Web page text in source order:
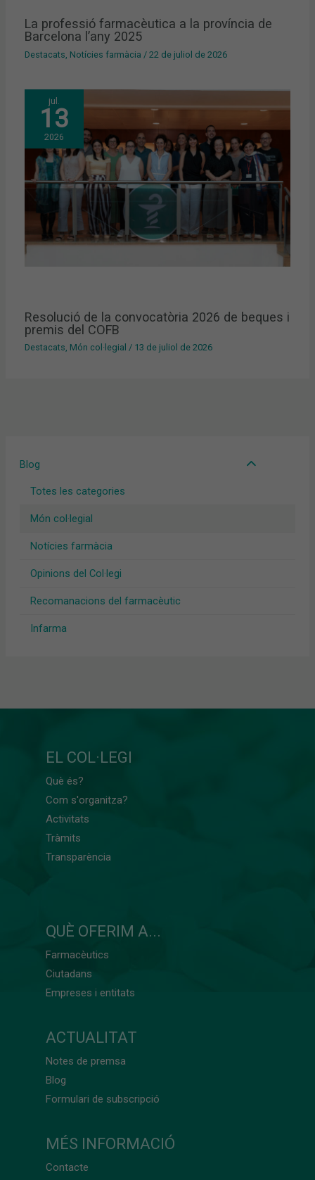
Blog
Totes les categories
Món col·legial
Notícies farmàcia
Opinions del Col·legi
Recomanacions del farmacèutic
Infarma
La professió farmacèutica a la província de
Barcelona l’any 2025
Destacats Notícies farmàcia /22 de juliol de 2026
jul.
13
2026
Resolució de la convocatòria 2026 de beques i
premis del COFB
Destacats, Món col·legial / 13 de juliol de 2026
EL COL·LEGI
Què és?
Com s'organitza?
Activitats
Tràmits
Transparència
QUÈ OFERIM A...
Farmacèutics
Ciutadans
Empreses i entitats
ACTUALITAT
Notes de premsa
Blog
Formulari de subscripció
MÉS INFORMACIÓ
Contacte